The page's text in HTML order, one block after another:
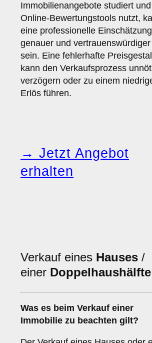
Immobilienangebote studiert und
Online-Bewertungstools nutzt,
eine professionelle Einschätzung
genauer und vertrauenswürdiger
sein. Eine fehlerhafte
kann den Verkaufsprozess
verzögern oder zu einem
Erlös führen.
→ Jetzt Angebot
erhalten
Verkauf eines Hauses /
einer Doppelhaushälfte
Was es beim Verkauf einer
Immobilie zu beachten gilt?